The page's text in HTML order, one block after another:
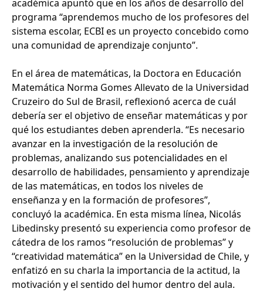
académica apuntó que en los años de desarrollo del
programa “aprendemos mucho de los profesores del
sistema escolar, ECBI es un proyecto concebido como
una comunidad de aprendizaje conjunto”.
En el área de matemáticas, la Doctora en Educación
Matemática Norma Gomes Allevato de la Universidad
Cruzeiro do Sul de Brasil, reflexionó acerca de cuál
debería ser el objetivo de enseñar matemáticas y por
qué los estudiantes deben aprenderla. “Es necesario
avanzar en la investigación de la resolución de
problemas, analizando sus potencialidades en el
desarrollo de habilidades, pensamiento y aprendizaje
de las matemáticas, en todos los niveles de
enseñanza y en la formación de profesores”,
concluyó la académica. En esta misma línea, Nicolás
Libedinsky presentó su experiencia como profesor de
cátedra de los ramos “resolución de problemas” y
“creatividad matemática” en la Universidad de Chile, y
enfatizó en su charla la importancia de la actitud, la
motivación y el sentido del humor dentro del aula.